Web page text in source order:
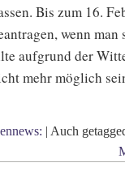
Bis zum 16.
wenn man
aufgrund der
mehr möglich
| Auch